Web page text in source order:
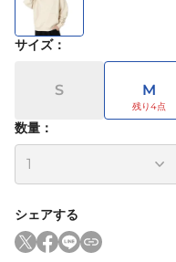
サイズ：
S M
数量：
シェアする